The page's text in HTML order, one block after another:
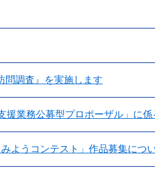
問調査』を実施します
援業務公募型プロポーザル」に
ようコンテスト」作品募集につ